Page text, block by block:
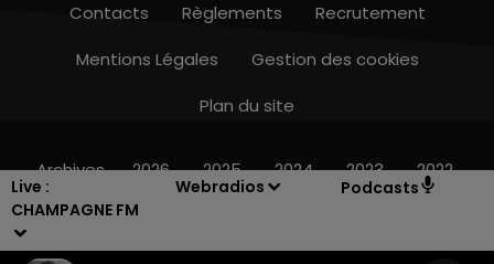
Live :
CHAMPAGNE FM
Webradios Podcasts
7h00 - 12h00
Contacts Règlements
Recrutement
Mentions Légales
Gestion des cookies
Plan du site
Archives 2026 2025 2024 2023 2022